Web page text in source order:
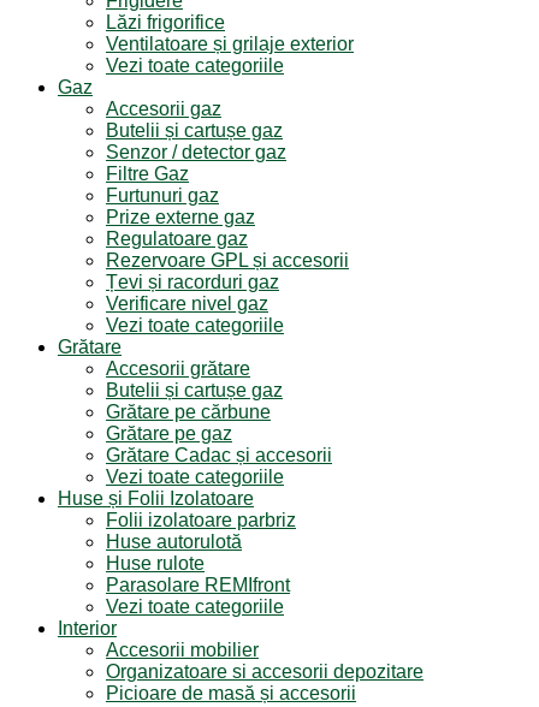
Lăzi frigorifice
Ventilatoare și grilaje exterior
Vezi toate categoriile
Gaz
Accesorii gaz
Butelii și cartușe gaz
Senzor / detector gaz
Filtre Gaz
Furtunuri gaz
Prize externe gaz
Regulatoare gaz
Rezervoare GPL și accesorii
Țevi și racorduri gaz
Verificare nivel gaz
Vezi toate categoriile
Grătare
Accesorii grătare
Butelii și cartușe gaz
Grătare pe cărbune
Grătare pe gaz
Grătare Cadac și accesorii
Vezi toate categoriile
Huse și Folii Izolatoare
Folii izolatoare parbriz
Huse autorulotă
Huse rulote
Parasolare REMIfront
Vezi toate categoriile
Interior
Accesorii mobilier
Organizatoare si accesorii depozitare
Picioare de masă și accesorii